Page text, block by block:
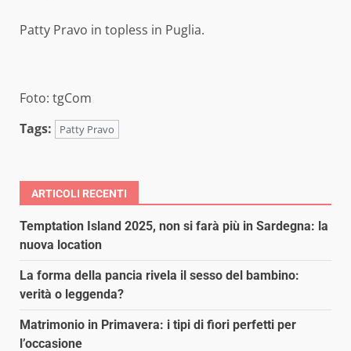
Patty Pravo in topless in Puglia.
Foto: tgCom
Tags:
Patty Pravo
ARTICOLI RECENTI
Temptation Island 2025, non si farà più in Sardegna: la
nuova location
La forma della pancia rivela il sesso del bambino:
verità o leggenda?
Matrimonio in Primavera: i tipi di fiori perfetti per
l’occasione